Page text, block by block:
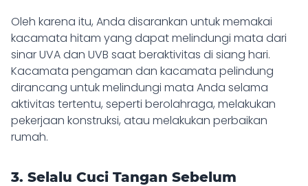
Oleh karena itu, Anda disarankan untuk memakai
kacamata hitam yang dapat melindungi mata dari
sinar UVA dan UVB saat beraktivitas di siang hari.
Kacamata pengaman dan kacamata pelindung
dirancang untuk melindungi mata Anda selama
aktivitas tertentu, seperti berolahraga, melakukan
pekerjaan konstruksi, atau melakukan perbaikan
rumah.
3. Selalu Cuci Tangan Sebelum